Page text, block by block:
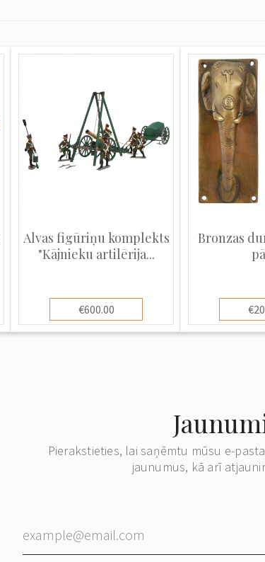
Alvas figūriņu komplekts
"Kājnieku artilērija...
€600.00
Bronzas
Pierakstieties, lai saņēmtu mūsu e-
jaunumus, kā arī